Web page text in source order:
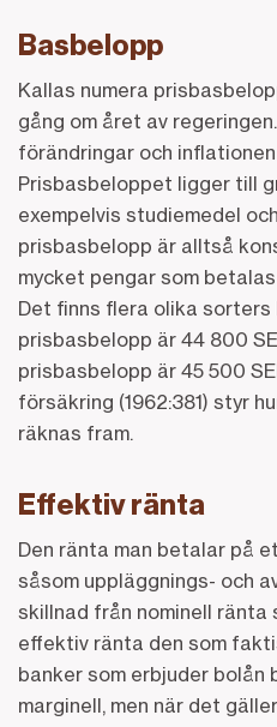
Basbelopp
Kallas numera
gång om året av
förändringar och
Prisbasbeloppet ligger till
exempelvis studiemedel
prisbasbelopp är alltså
mycket pengar som
Det finns flera olika sorters
prisbasbelopp är 44 800
prisbasbelopp är 45 500
försäkring (1962:381) styr
räknas fram.
Effektiv ränta
Den ränta man betalar på
såsom uppläggnings- och
skillnad från nominell ränta
effektiv ränta den som
banker som erbjuder bolån
marginell, men när det